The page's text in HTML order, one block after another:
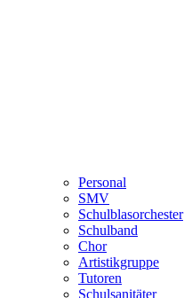
Personal
SMV
Schulblasorchester
Schulband
Chor
Artistikgruppe
Tutoren
Schulsanitäter